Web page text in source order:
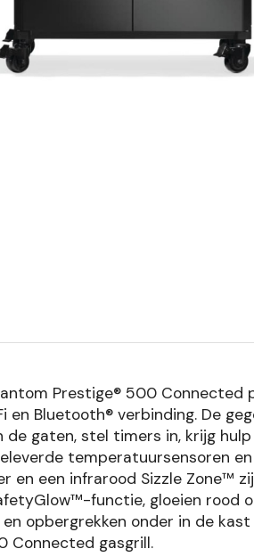
Prestige® 500
Bluetooth® verbinding. De
gaten, stel timers in, krijg
temperatuursensoren
en een infrarood Sizzle Zone™
functie, gloeien
opbergrekken onder in de
Connected gasgrill.